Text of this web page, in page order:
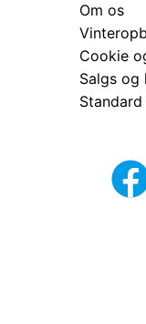
Om os
Cookie
Salgs og